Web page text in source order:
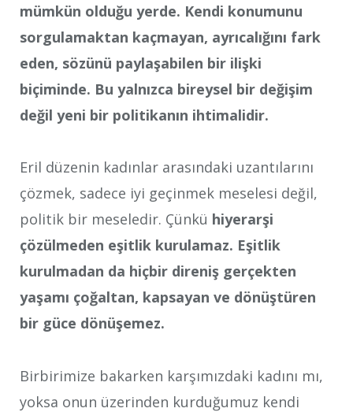
mümkün olduğu yerde. Kendi konumunu
sorgulamaktan kaçmayan, ayrıcalığını fark
eden, sözünü paylaşabilen bir ilişki
biçiminde. Bu yalnızca bireysel bir değişim
değil yeni bir politikanın ihtimalidir.
Eril düzenin kadınlar arasındaki uzantılarını
çözmek, sadece iyi geçinmek meselesi değil,
politik bir meseledir. Çünkü hiyerarşi
çözülmeden eşitlik kurulamaz. Eşitlik
kurulmadan da hiçbir direniş gerçekten
yaşamı çoğaltan, kapsayan ve dönüştüren
bir güce dönüşemez.
Birbirimize bakarken karşımızdaki kadını mı,
yoksa onun üzerinden kurduğumuz kendi